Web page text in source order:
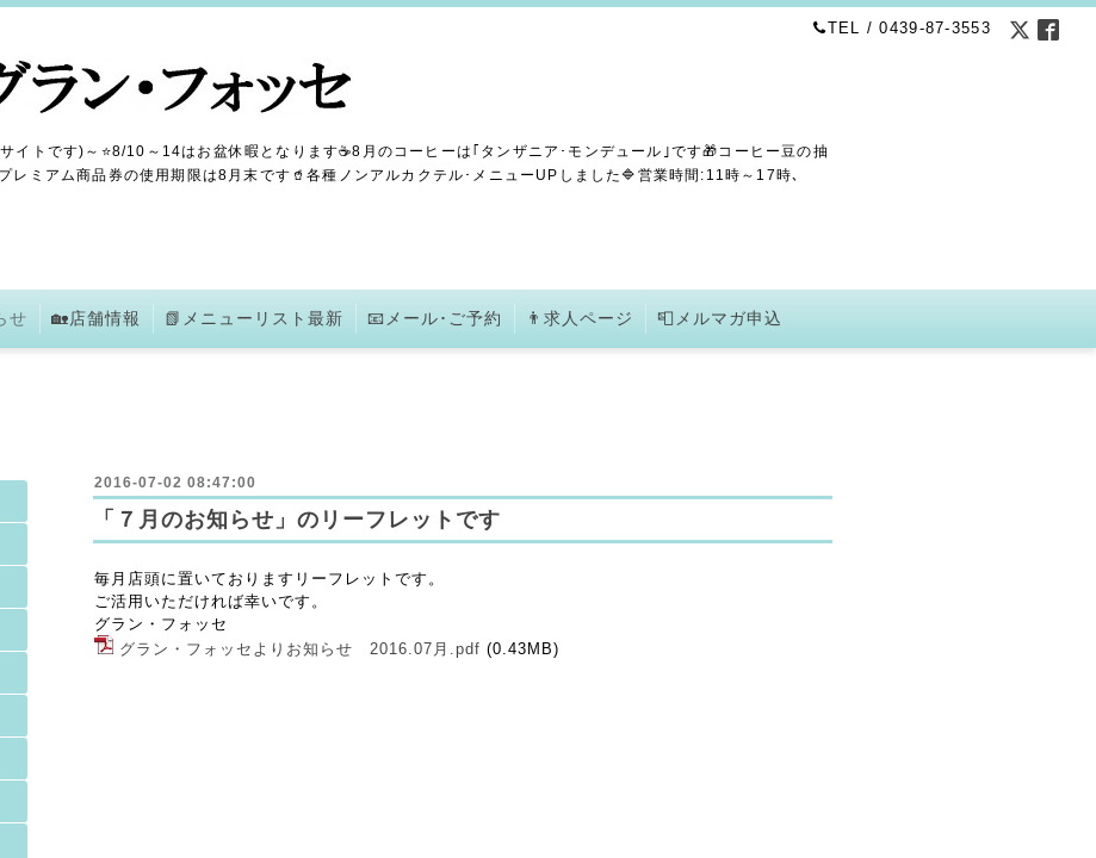
TEL / 0439-87-3553
イトです)～⭐8/10～14はお盆休暇となります☕8月のコーヒーは｢タンザニア･モンデュール｣です🎁コーヒー豆の抽
レミアム商品券の使用期限は8月末です🥤各種ノンアルカクテル･メニューUPしました🔷営業時間:11時～17時､
せ 🏡店舗情報 📗メニューリスト最新 📧メール･ご予約 👨求人ページ 📮メルマガ申込
2016-07-02 08:47:00
「７月のお知らせ」のリーフレットです
毎月店頭に置いておりますリーフレットです。
ご活用いただければ幸いです。
グラン・フォッセ
グラン・フォッセよりお知らせ 2016.07月.pdf (0.43MB)